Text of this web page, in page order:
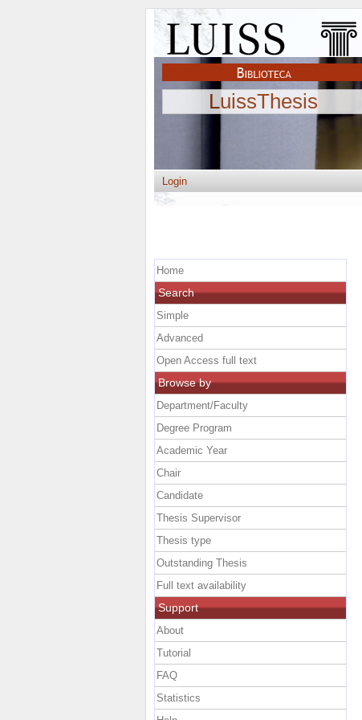
LuissThesis
Login
Home
Search
Simple
Advanced
Open Access full text
Browse by
Department/Faculty
Degree Program
Academic Year
Chair
Candidate
Thesis Supervisor
Thesis type
Outstanding Thesis
Full text availability
Support
About
Tutorial
FAQ
Statistics